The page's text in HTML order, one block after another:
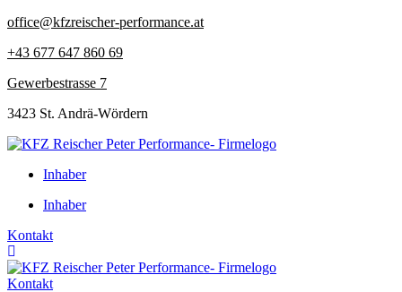
Zum
springen
office@kfzreischer-performance.at
+43 677 647 860 69
Gewerbestrasse 7
3423 St. Andrä-Wördern
Inhaber
Inhaber
Kontakt
Kontakt